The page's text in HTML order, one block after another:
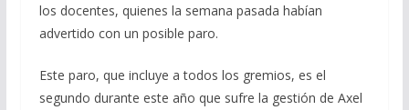
los docentes, quienes la semana pasada habían
advertido con un posible paro.
Este paro, que incluye a todos los gremios, es el
segundo durante este año que sufre la gestión de Axel